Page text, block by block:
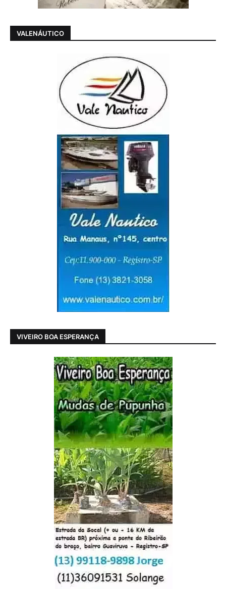
VALENÁUTICO
VIVEIRO BOA ESPERANÇA